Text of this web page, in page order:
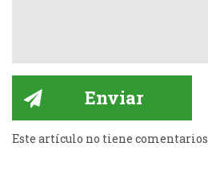
Este artículo no tiene comentarios